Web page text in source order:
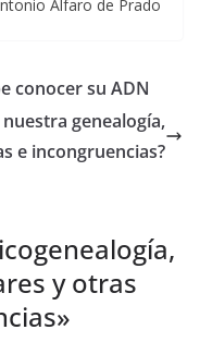
Alfaro de Prado
conocer su ADN
genealogía,
e incongruencias?
y otras
»